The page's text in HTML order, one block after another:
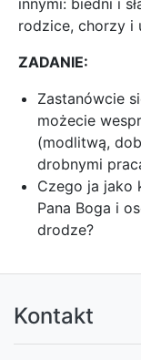
innymi: biedni i
rodzice, chorzy i
ZADANIE:
Zastanówcie
możecie
(modlitwą,
drobnymi
Czego ja jako
Pana Boga i
drodze?
Kontakt